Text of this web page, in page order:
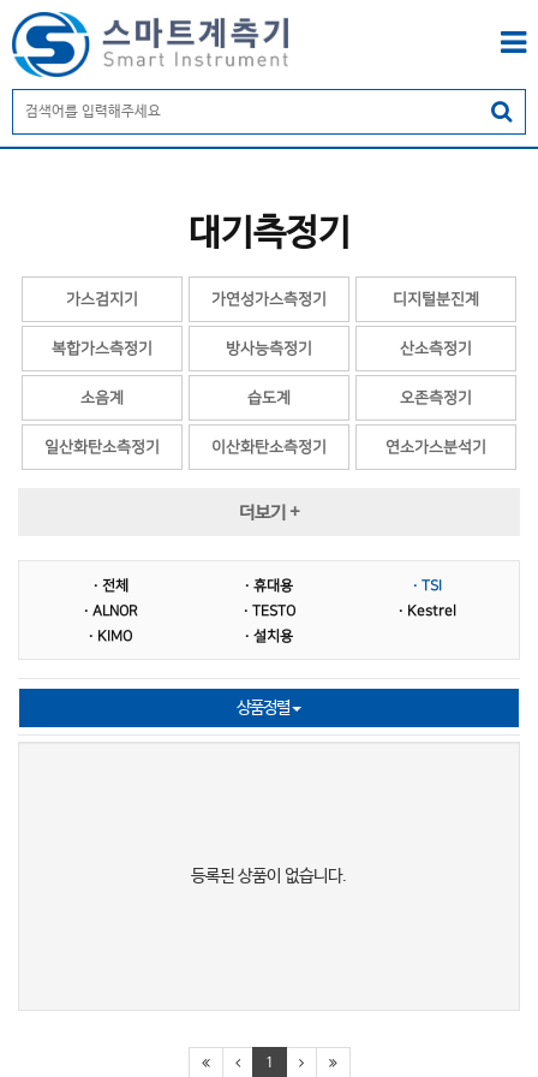
대기측정기
가스검지기 가연성가스측정기 디지털분진계
복합가스측정기 방사능측정기 산소측정기
소음계 습도계 오존측정기
일산화탄소측정기 이산화탄소측정기 연소가스분석기
Particle Counter 풍속계 기상관측기
온도계 진공측정기
차압계 누설탐지기 압력계
일사량계
더보기 +
· 전체 · 휴대용
· TSI
· ALNOR
· TESTO
· Kestrel
· KIMO
· 설치용
상품정렬
등록된 상품이 없습니다.
1